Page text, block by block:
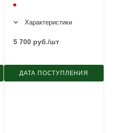
Характеристики
5 700 руб./шт
ДАТА ПОСТУПЛЕНИЯ